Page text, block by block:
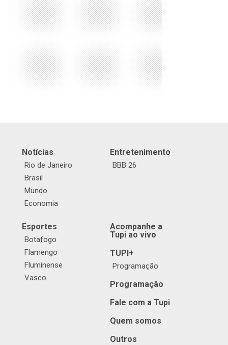
Notícias
Rio de Janeiro
Brasil
Mundo
Economia
Entretenimento
BBB 26
Esportes
Botafogo
Flamengo
Fluminense
Vasco
Acompanhe a
Tupi ao vivo
TUPI+
Programação
Programação
Fale com a Tupi
Quem somos
Outros